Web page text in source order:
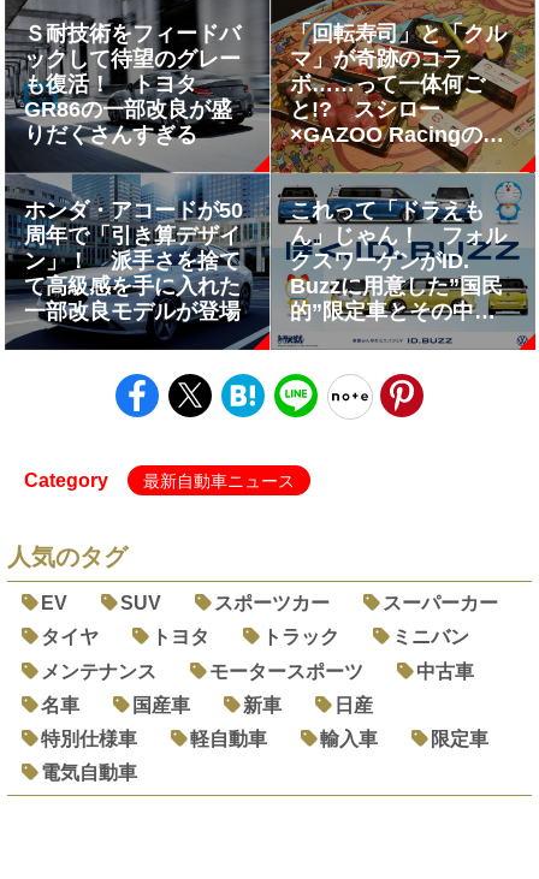
Ｓ耐技術をフィードバ
ックして待望のグレー
も復活！ トヨタ
GR86の一部改良が盛
りだくさんすぎる
「回転寿司」と「クル
マ」が奇跡のコラ
ボ……って一体何ご
と!? スシロー
×GAZOO Racingの限
定イベント
「SUSHIGO！」が激
熱すぎる!!
ホンダ・アコードが50
周年で「引き算デザイ
ン」！ 派手さを捨て
て高級感を手に入れた
一部改良モデルが登場
これって「ドラえも
ん」じゃん！ フォル
クスワーゲンがID.
Buzzに用意した”国民
的”限定車とその中身
とは
Category 最新自動車ニュース
人気のタグ
EV SUV スポーツカー
スーパーカー
タイヤ
トヨタ トラック
ミニバン
メンテナンス
モータースポーツ
中古車
名車
国産車 新車
日産
特別仕様車
軽自動車 輸入車
限定車
電気自動車